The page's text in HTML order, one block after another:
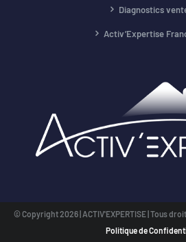
Diagnostics
Activ’Expertise
© Copyright2026 | ACTIV'EXPERTISE | Tous
Politique de